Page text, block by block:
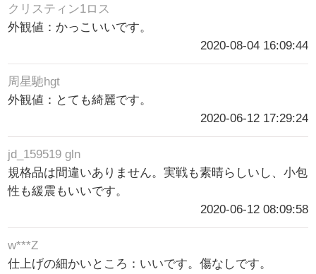
クリスティン1ロス
外観値：かっこいいです。
2020-08-04 16:09:44
周星馳hgt
外観値：とても綺麗です。
2020-06-12 17:29:24
jd_159519 gln
規格品は間違いありません。実戦も素晴らしいし、小包
性も緩震もいいです。
2020-06-12 08:09:58
w***Z
仕上げの細かいところ：いいです。傷なしです。